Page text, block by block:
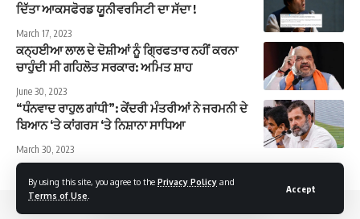
By using this site, you agree to the Privacy Policy and
Terms of Use
Accept
ਦਿੱਤਾ ਆਕਸਫੋਰਡ ਯੂਨੀਵਰਸਿਟੀ ਦਾ ਸੱਦਾ !
March 17, 2023
ਕਨ੍ਹਈਆ ਲਾਲ ਦੇ ਦੋਸ਼ੀਆਂ ਨੂੰ ਗ੍ਰਿਫਤਾਰ ਨਹੀਂ ਕਰਨਾ
ਚਾਹੁੰਦੀ ਸੀ ਗਹਿਲੋਤ ਸਰਕਾਰ: ਅਮਿਤ ਸ਼ਾਹ
June 30, 2023
“ਧੰਨਵਾਦ ਰਾਹੁਲ ਗਾਂਧੀ”: ਕੇਂਦਰੀ ਮੰਤਰੀਆਂ ਨੇ ਜਰਮਨੀ ਦੇ
ਬਿਆਨ ‘ਤੇ ਕਾਂਗਰਸ ‘ਤੇ ਨਿਸ਼ਾਨਾ ਸਾਧਿਆ
March 30, 2023